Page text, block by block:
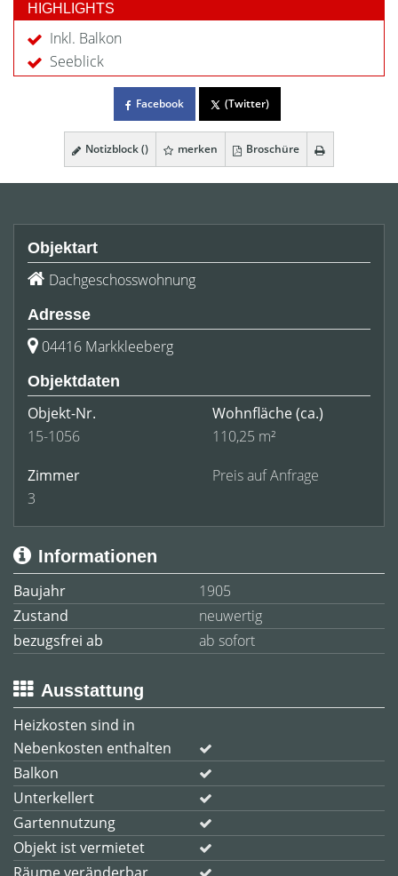
HIGHLIGHTS
Inkl. Balkon
Seeblick
Facebook (Twitter)
Notizblock () merken Broschüre
Objektart
Dachgeschosswohnung
Adresse
04416 Markkleeberg
Objektdaten
Objekt-Nr.
15-1056
Wohnfläche(ca.)
110,25 m²
Zimmer
3
Preis auf Anfrage
Informationen
Baujahr
1905
Zustand
neuwertig
bezugsfrei ab
ab sofort
Ausstattung
Heizkosten sind in
Nebenkosten enthalten
Balkon
Unterkellert
Gartennutzung
Objekt ist vermietet